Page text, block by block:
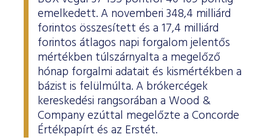
emelkedett. A novemberi 348,4 milliárd
forintos összesített és a 17,4 milliárd
forintos átlagos napi forgalom jelentős
mértékben túlszárnyalta a megelőző
hónap forgalmi adatait és kismértékben a
bázist is felülmúlta. A brókercégek
kereskedési rangsorában a Wood &
Company ezúttal megelőzte a Concorde
Értékpapírt és az Erstét.